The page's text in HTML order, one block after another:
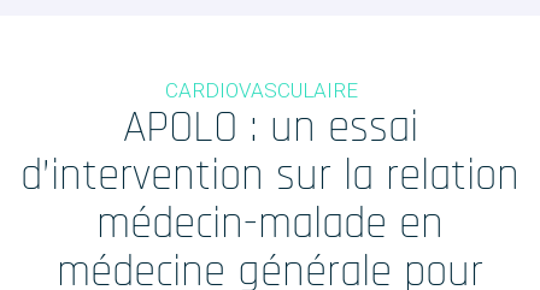
Études Post-Autorisation sur données primaires
Études sur données secondaires (RNIPH)
Accès précoce / compassionnel
Evaluation clinique des DMs / Conseil règlementaire
Biotech / Medtech
CARDIOVASCULAIRE
APOLO : un essai
d’intervention sur la relation
médecin-malade en
médecine générale pour